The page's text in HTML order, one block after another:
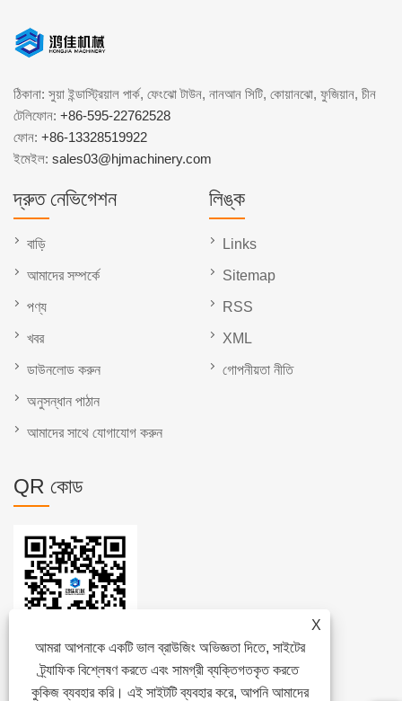
X
আমরা আপনাকে একটি ভাল ব্রাউজিং অভিজ্ঞতা দিতে, সাইটের
ট্র্যাফিক বিশ্লেষণ করতে এবং সামগ্রী ব্যক্তিগতকৃত করতে
কুকিজ ব্যবহার করি। এই সাইটটি ব্যবহার করে, আপনি আমাদের
ঠিকানা: সুয়া ইন্ডাস্ট্রিয়াল পার্ক, ফেংঝো টাউন, নানআন সিটি, কোয়ানঝো, ফুজিয়ান, চীন
টেলিফোন: +86-595-22762528
ফোন: +86-13328519922
ইমেইল: sales03@hjmachinery.com
দ্রুত নেভিগেশন
বাড়ি
আমাদের সম্পর্কে
পণ্য
খবর
ডাউনলোড করুন
অনুসন্ধান পাঠান
আমাদের সাথে যোগাযোগ করুন
লিঙ্ক
Links
Sitemap
RSS
XML
গোপনীয়তা নীতি
QR কোড